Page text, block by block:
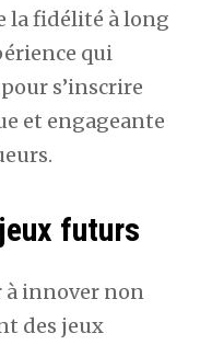
la fidélité à long
qui
s’inscrire
et engageante
futurs
à innover non
des jeux